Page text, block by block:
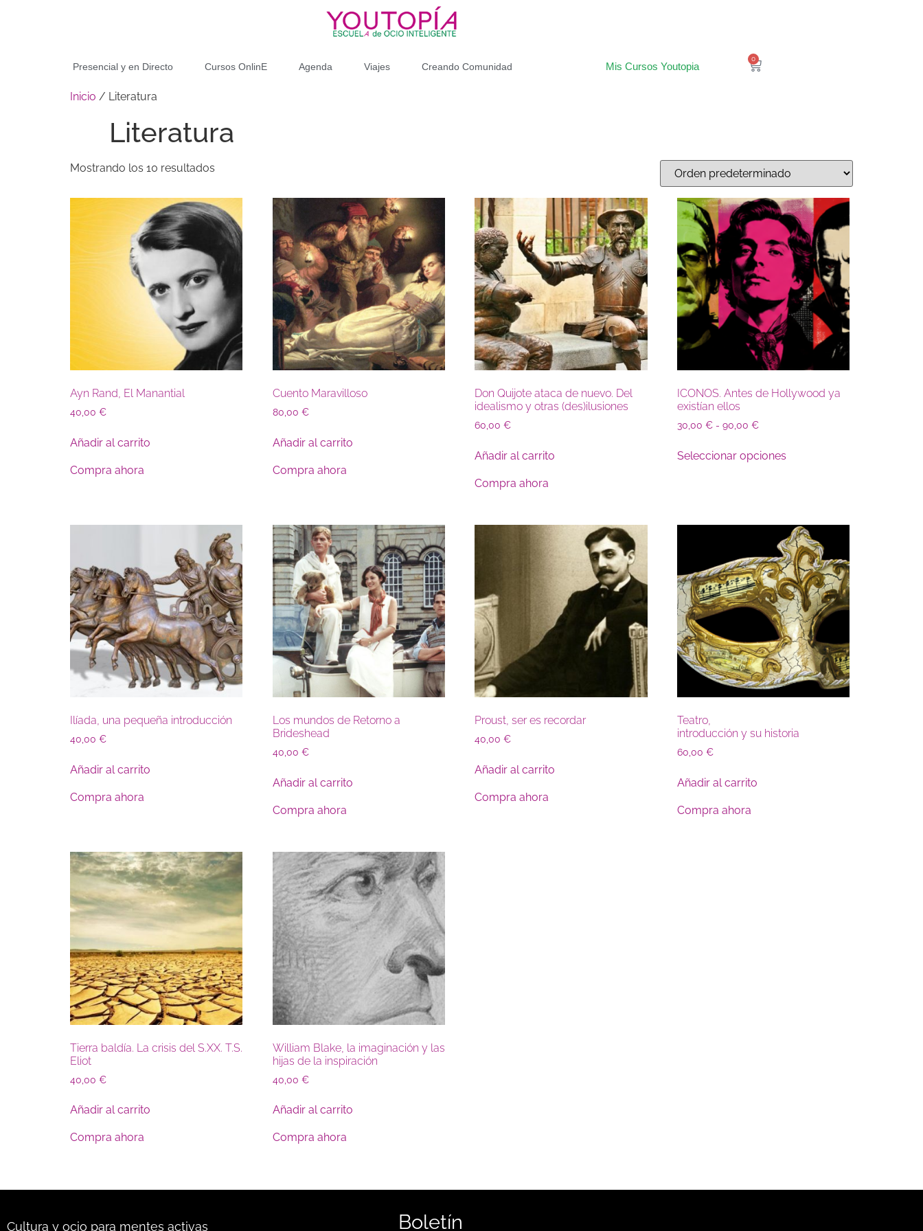
Presencial y en Directo Cursos OnlinE Agenda Viajes Creando Comunidad Mis Cursos Youtopia
0
Inicio / Literatura
Literatura
Mostrando los 10 resultados
Ayn Rand, El Manantial
40,00 €
Añadir al carrito
Compra ahora
Cuento Maravilloso
80,00 €
Añadir al carrito
Compra ahora
Don Quijote ataca de nuevo. Del
idealismo y otras (des)ilusiones
60,00€
Añadir al carrito
Compra ahora
ICONOS. Antes de Hollywood ya
existían ellos
30,00€ - 90,00€
Seleccionar opciones
Ilíada, una pequeña introducción
40,00 €
Añadir al carrito
Compra ahora
Los mundos de Retorno a
Brideshead
40,00 €
Añadir al carrito
Compra ahora
Proust, ser es recordar
40,00€
Añadir al carrito
Compra ahora
Teatro,
introducción y su historia
60,00€
Añadir al carrito
Compra ahora
Tierra baldía. La crisis del S.XX. T.S.
Eliot
40,00 €
Añadir al carrito
Compra ahora
William Blake, la imaginación y las
hijas de la inspiración
40,00 €
Añadir al carrito
Compra ahora
Cultura y ocio para mentes activas Boletín